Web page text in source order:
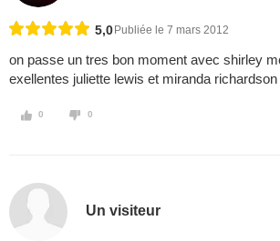
5,0 Publiée le 7 mars 2012
on passe un tres bon moment avec shirley
exellentes juliette lewis et miranda richardson
0 0
Un visiteur